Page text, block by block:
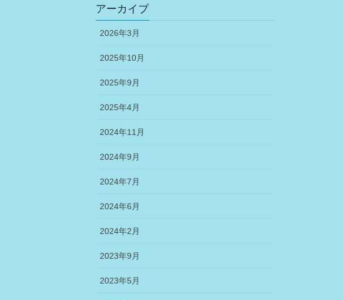
アーカイブ
2026年3月
2025年10月
2025年9月
2025年4月
2024年11月
2024年9月
2024年7月
2024年6月
2024年2月
2023年9月
2023年5月